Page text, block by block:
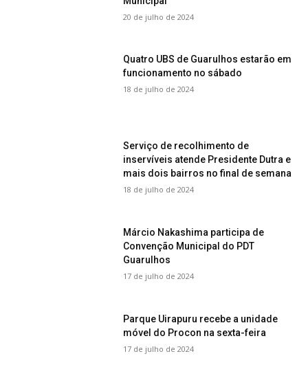
20 de julho de 2024
Quatro UBS de Guarulhos estarão em
funcionamento no sábado
18 de julho de 2024
Serviço de recolhimento de
inservíveis atende Presidente Dutra e
mais dois bairros no final de semana
18 de julho de 2024
Márcio Nakashima participa de
Convenção Municipal do PDT
Guarulhos
17 de julho de 2024
Parque Uirapuru recebe a unidade
móvel do Procon na sexta-feira
17 de julho de 2024